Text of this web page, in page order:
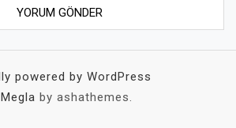
powered by WordPress
Megla by ashathemes.